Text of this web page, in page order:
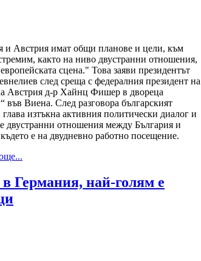
и Австрия имат общи планове и цели, към
както на ниво двустранни отношения,
сцена." Това заяви президентът
след среща с федералния президент на
Австрия д-р Хайнц Фишер в двореца
във Виена. След разговора българският
изтъкна активния политически диалог и
двустранни отношения между България и
е на двудневно работно посещение.
Германия, най-голям е